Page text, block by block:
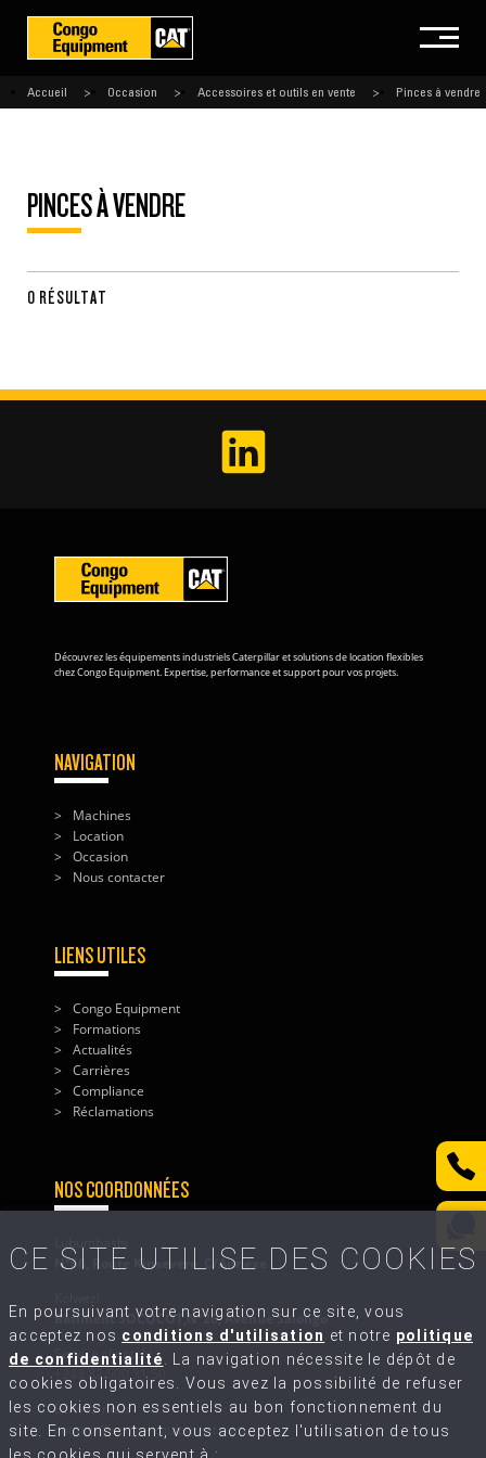
Accueil Occasion Accessoires et outils en vente Pinces à vendre
PINCES À VENDRE
0 RÉSULTAT
Découvrez les équipements industriels Caterpillar et solutions de location flexibles
chez Congo Equipment. Expertise, performance et support pour vos projets.
NAVIGATION
Machines
Location
Occasion
Nous contacter
LIENS UTILES
Congo Equipment
Formations
Actualités
Carrières
Compliance
Réclamations
NOS COORDONNÉES
N°66, Route Kinsevere, C/Annexe
Bâtiment SOCOCOT,N°26, Avenue Salongo
Service clientèle
+243 82 500 31 50
Écrivez-nous
contact@congo-equipment.com
CE SITE UTILISE DES COOKIES
En poursuivant votre navigation sur ce site, vous
acceptez nos conditions d'utilisation et notre politique
de confidentialité . La navigation nécessite le dépôt de
cookies obligatoires. Vous avez la possibilité de refuser
les cookies non essentiels au bon fonctionnement du
site. En consentant, vous acceptez l'utilisation de tous